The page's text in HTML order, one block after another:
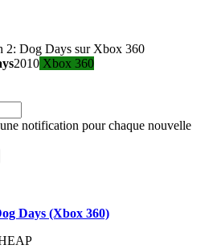
2010 Xbox 360
notification pour chaque nouvelle
Days (Xbox 360)